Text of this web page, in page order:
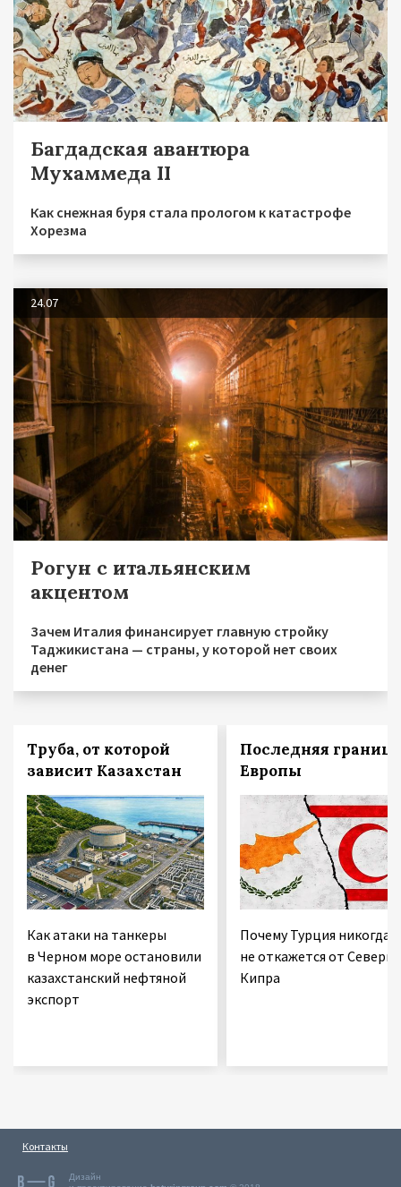
Багдадская авантюра
Мухаммеда II
Как снежная буря стала прологом к катастрофе
Хорезма
24.07
Рогун с итальянским
акцентом
Зачем Италия финансирует главную стройку
Таджикистана — страны, у которой нет своих
денег
Труба, от которой
зависит Казахстан
Как атаки на танкеры
в Черном море остановили
казахстанский нефтяной
экспорт
Последняя граница
Европы
Почему Турция никогда
не откажется от
Кипра
Контакты
Дизайн